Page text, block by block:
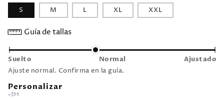
S M L XL XXL
Guía de tallas
Suelto Normal Ajustado
Ajuste normal. Confirma en la guía.
Personalizar
+$99